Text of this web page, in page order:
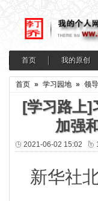
首页 我的原创
首页 » 学习园地 » 领
[学习路上]
加强
2021-06-02 15:02
新华社